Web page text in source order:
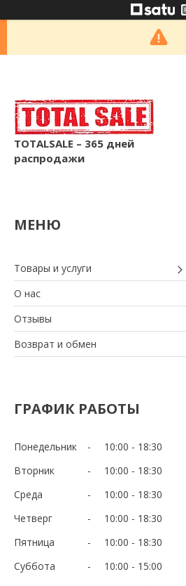
TOTALSALE – 365 дней
распродажи
Товары и услуги
О нас
Отзывы
Возврат и обмен
ГРАФИК РАБОТЫ
Понедельник 10:00
18:30
Вторник
10:00
18:30
Среда
10:00
18:30
Четверг
10:00
18:30
Пятница
10:00
18:30
Суббота
10:00
15:00